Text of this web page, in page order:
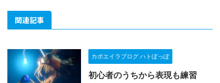
関連記事
カポエイラブログ ハトぽっぽ
初心者のうちから表現も練習